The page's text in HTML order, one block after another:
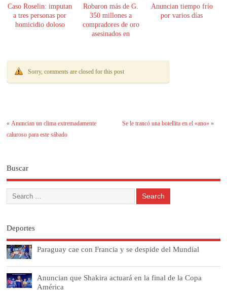
Caso Roselin: imputan
a tres personas por
homicidio doloso
Robaron más de G.
350 millones a
compradores de oro
asesinados en
Anuncian tiempo frío
por varios días
Sorry, comments are closed for this post
« Anuncian un clima extremadamente
caluroso para este sábado
Se le trancó una botellita en el «ano»»
Buscar
Deportes
Paraguay cae con Francia y se despide del Mundial
Anuncian que Shakira actuará en la final de la Copa
América